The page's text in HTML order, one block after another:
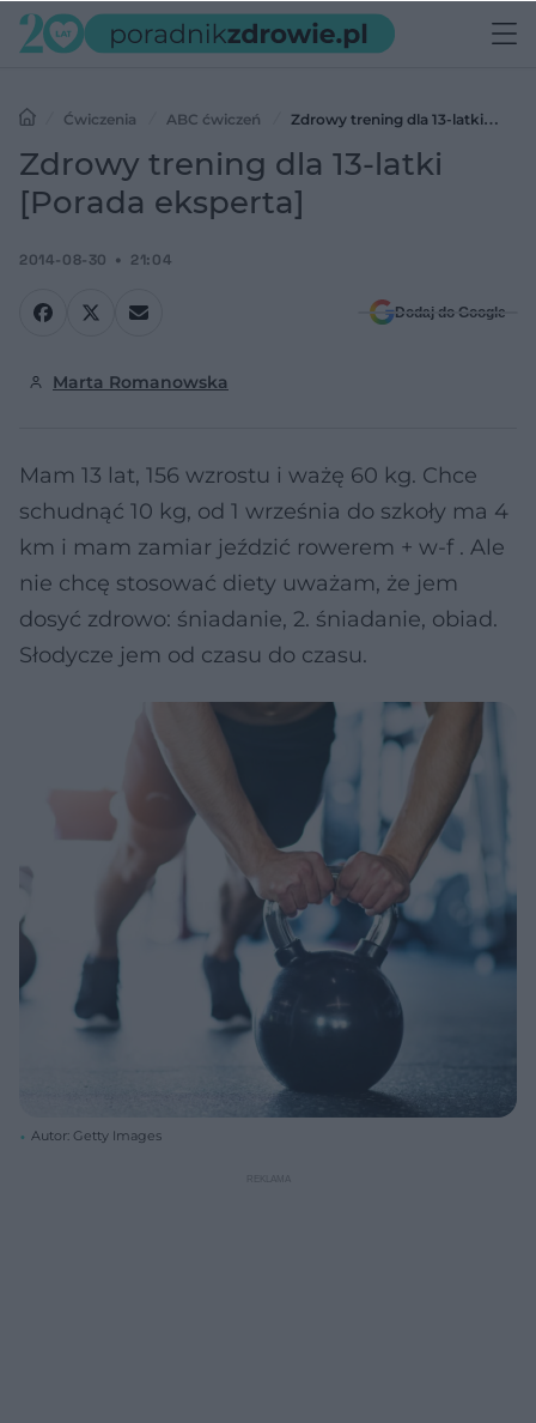
Ćwiczenia ABC ćwiczeń
Zdrowy trening dla 13-latki
[Porada eksperta]
Zdrowy trening dla 13-latki
[Porada eksperta]
2014-08-30 21:04
Dodaj do Google
Marta Romanowska
Mam 13 lat, 156 wzrostu i ważę 60 kg. Chce
schudnąć 10 kg, od 1 września do szkoły ma 4
km i mam zamiar jeździć rowerem + w-f . Ale
nie chcę stosować diety uważam, że jem
dosyć zdrowo: śniadanie, 2. śniadanie, obiad.
Słodycze jem od czasu do czasu.
Autor: Getty Images